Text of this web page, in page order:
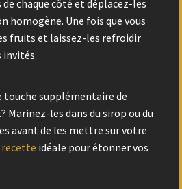
chaque côté et déplacez-les
homogène. Une fois que vous
fruits et laissez-les refroidir
invités.
touche supplémentaire de
Marinez-les dans du sirop ou du
avant de les mettre sur votre
recette idéale pour étonner vos